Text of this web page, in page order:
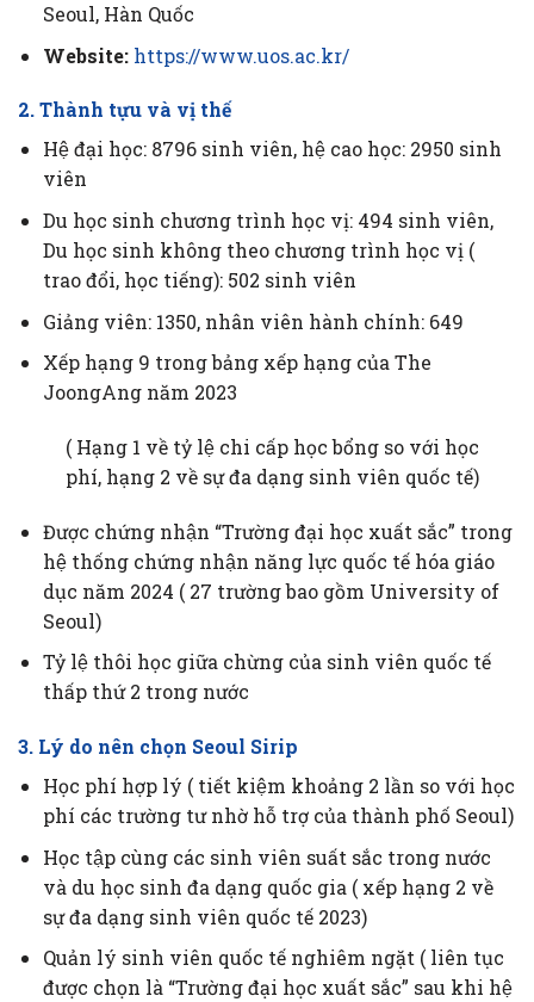
Seoul, Hàn Quốc
Website: https://www.uos.ac.kr/
2. Thành tựu và vị thế
Hệ đại học: 8796 sinh viên, hệ cao học: 2950 sinh
viên
Du học sinh chương trình học vị: 494 sinh viên,
Du học sinh không theo chương trình học vị (
trao đổi, học tiếng): 502 sinh viên
Giảng viên: 1350, nhân viên hành chính: 649
Xếp hạng 9 trong bảng xếp hạng của The
JoongAng năm 2023
( Hạng 1 về tỷ lệ chi cấp học bổng so với học
phí, hạng 2 về sự đa dạng sinh viên quốc tế)
Được chứng nhận “Trường đại học xuất sắc” trong
hệ thống chứng nhận năng lực quốc tế hóa giáo
dục năm 2024 ( 27 trường bao gồm University of
Seoul)
Tỷ lệ thôi học giữa chừng của sinh viên quốc tế
thấp thứ 2 trong nước
3. Lý do nên chọn Seoul Sirip
Học phí hợp lý ( tiết kiệm khoảng 2 lần so với học
phí các trường tư nhờ hỗ trợ của thành phố Seoul)
Học tập cùng các sinh viên suất sắc trong nước
và du học sinh đa dạng quốc gia ( xếp hạng 2 về
sự đa dạng sinh viên quốc tế 2023)
Quản lý sinh viên quốc tế nghiêm ngặt ( liên tục
được chọn là “Trường đại học xuất sắc” sau khi hệ